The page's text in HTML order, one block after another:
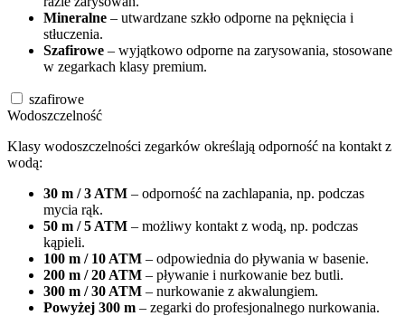
Mineralne – utwardzane szkło odporne na pęknięcia i
stłuczenia.
Szafirowe – wyjątkowo odporne na zarysowania, stosowane
w zegarkach klasy premium.
szafirowe
Wodoszczelność
Klasy wodoszczelności zegarków określają odporność na kontakt z
wodą:
30 m / 3 ATM – odporność na zachlapania, np. podczas
mycia rąk.
50 m / 5 ATM – możliwy kontakt z wodą, np. podczas
kąpieli.
100 m / 10 ATM – odpowiednia do pływania w basenie.
200 m / 20 ATM – pływanie i nurkowanie bez butli.
300 m / 30 ATM – nurkowanie z akwalungiem.
Powyżej 300 m – zegarki do profesjonalnego nurkowania.